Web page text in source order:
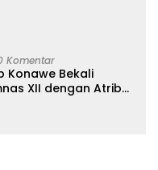
Komentar
Konawe Bekali
XII dengan Atribut